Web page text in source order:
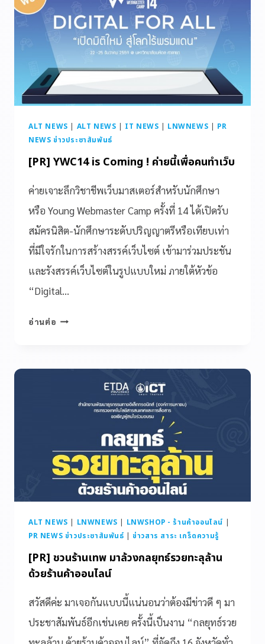
ALT NEWS | ALT NEWS | IT NEWS | LNWNEWS | PR
NEWS ข่าวประชาสัมพันธ์
[PR] YWC14 is Coming ! ค่ายนี้เพื่อคนทำเว็บ
ค่ายเจาะลึกวิชาชีพเว็บมาสเตอร์สำหรับนักศึกษา
หรือ Young Webmaster Camp ครั้งที่ 14 ได้เปิดรับ
สมัครนิสิต-นักศึกษาระดับปริญญาตรีหรือเทียบเท่า
ที่มีใจรักในการสร้างสรรค์เว็บไซต์ เข้ามาร่วมประชัน
และรังสรรค์เว็บไซต์ในรูปแบบใหม่ ภายใต้หัวข้อ
“Digital…
อ่านต่อ
ALT NEWS | LNWNEWS | LNWSHOP - ร้านค้าออนไลน์ |
PR NEWS ข่าวประชาสัมพันธ์ |ข่าวสาร สาระ เกร็ดความรู้
[PR] ชวนร้านเทพ มาล้วงกลยุทธ์รวยทะลุล้าน
ด้วยร้านค้าออนไลน์
สวัสดีค่ะ มาเจอกันแบบนี้แน่นอนว่าต้องมีข่าวดี ๆ มา
ประชาสัมพันธ์อีกเช่นเคย ครั้งนี้เป็นงาน “กลยุทธ์รวย